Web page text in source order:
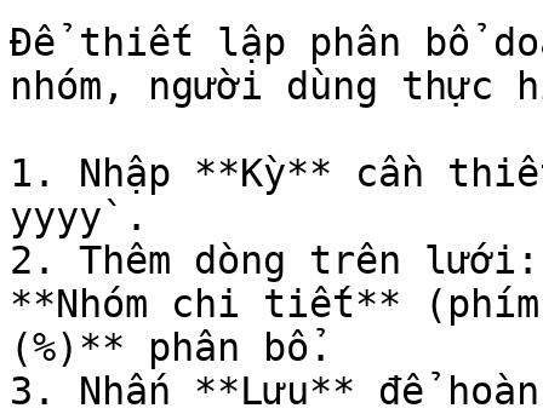
Để thiết lập phân bổ
nhóm, người dùng thực
1. Nhập **Kỳ** cần
yyyy`.
2. Thêm dòng trên
**Nhóm chi tiết**
(%)** phân bổ.
3. Nhấn **Lưu** để